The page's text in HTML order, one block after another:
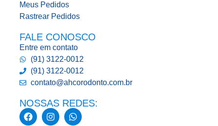
Meus Pedidos
Rastrear Pedidos
FALE CONOSCO
Entre em contato
(91) 3122-0012
(91) 3122-0012
contato@ahcorodonto.com.br
NOSSAS REDES: